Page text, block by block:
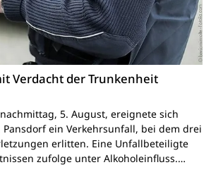
Verdacht der Trunkenheit
5. August, ereignete sich
ein Verkehrsunfall, bei dem drei
erlitten. Eine Unfallbeteiligte
zufolge unter Alkoholeinfluss.…